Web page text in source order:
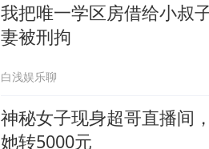
我把唯一学区房借给小叔
妻被刑拘
白浅娱乐聊
神秘女子现身超哥直播间
她转5000元